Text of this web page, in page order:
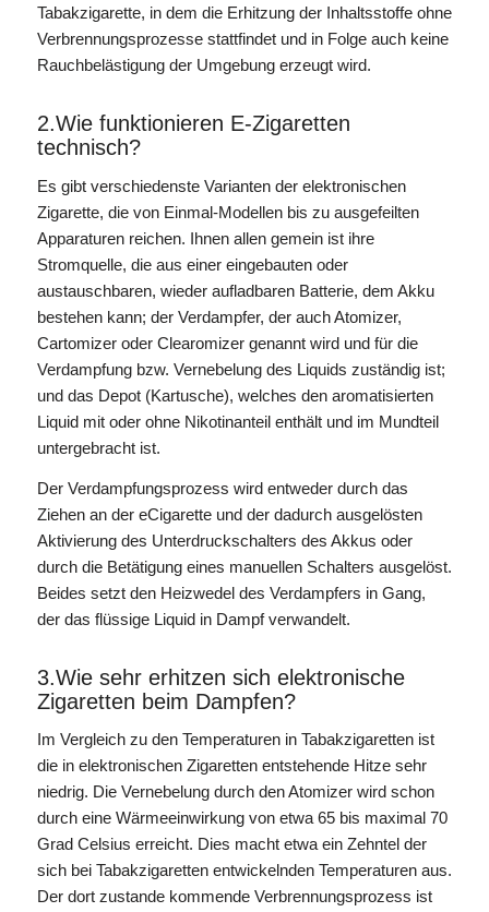
Tabakzigarette, in dem die Erhitzung der Inhaltsstoffe ohne
Verbrennungsprozesse stattfindet und in Folge auch keine
Rauchbelästigung der Umgebung erzeugt wird.
2.Wie funktionieren E-Zigaretten
technisch?
Es gibt verschiedenste Varianten der elektronischen
Zigarette, die von Einmal-Modellen bis zu ausgefeilten
Apparaturen reichen. Ihnen allen gemein ist ihre
Stromquelle, die aus einer eingebauten oder
austauschbaren, wieder aufladbaren Batterie, dem Akku
bestehen kann; der Verdampfer, der auch Atomizer,
Cartomizer oder Clearomizer genannt wird und für die
Verdampfung bzw. Vernebelung des Liquids zuständig ist;
und das Depot (Kartusche), welches den aromatisierten
Liquid mit oder ohne Nikotinanteil enthält und im Mundteil
untergebracht ist.
Der Verdampfungsprozess wird entweder durch das
Ziehen an der eCigarette und der dadurch ausgelösten
Aktivierung des Unterdruckschalters des Akkus oder
durch die Betätigung eines manuellen Schalters ausgelöst.
Beides setzt den Heizwedel des Verdampfers in Gang,
der das flüssige Liquid in Dampf verwandelt.
3.Wie sehr erhitzen sich elektronische
Zigaretten beim Dampfen?
Im Vergleich zu den Temperaturen in Tabakzigaretten ist
die in elektronischen Zigaretten entstehende Hitze sehr
niedrig. Die Vernebelung durch den Atomizer wird schon
durch eine Wärmeeinwirkung von etwa 65 bis maximal 70
Grad Celsius erreicht. Dies macht etwa ein Zehntel der
sich bei Tabakzigaretten entwickelnden Temperaturen aus.
Der dort zustande kommende Verbrennungsprozess ist